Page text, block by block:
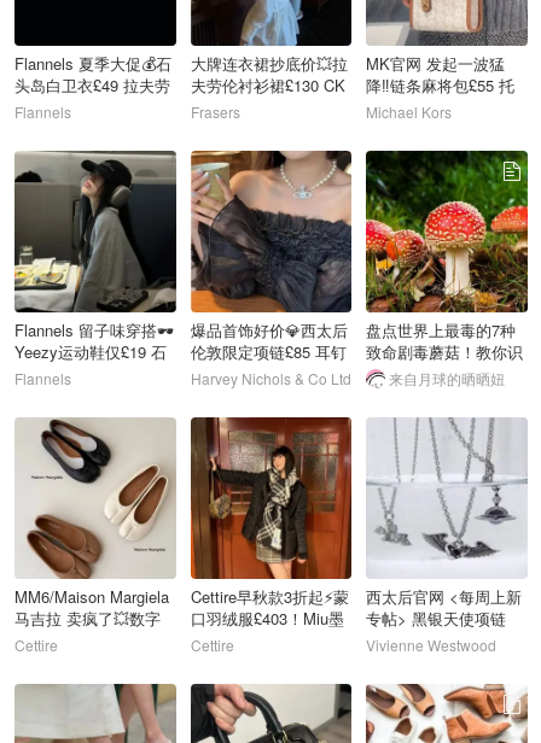
Flannels 夏季大促💰石
头岛白卫衣£49 拉夫劳
伦衬衫£34
Flannels
大牌连衣裙抄底价💥拉
夫劳伦衬衫裙£130 CK
连衣裙£29！
Frasers
MK官网 发起一波猛
降‼️链条麻将包£55 托
特包£80
Michael Kors
16
Flannels 留子味穿搭🕶️
Yeezy运动鞋仅£19 石
头岛卫衣£46
Flannels
17
爆品首饰好价💎西太后
伦敦限定项链£85 耳钉
£59
Harvey Nichols & Co Ltd
18
盘点世界上最毒的7种
致命剧毒蘑菇！教你识
别哪些野蘑菇一定不能
吃！
来自月球的晒晒妞
MM6/Maison Margiela
马吉拉 卖疯了💥数字
芭蕾鞋£127
Cettire
Cettire早秋款3折起⚡️蒙
口羽绒服£403！Miu墨
镜£194
Cettire
西太后官网 <每周上新
专帖> 黑银天使项链
£180
Vivienne Westwood
23 24